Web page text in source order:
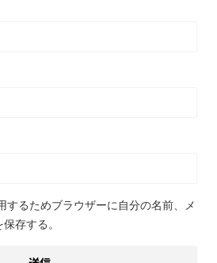
するためブラウザーに自分の名前、メ
存する。